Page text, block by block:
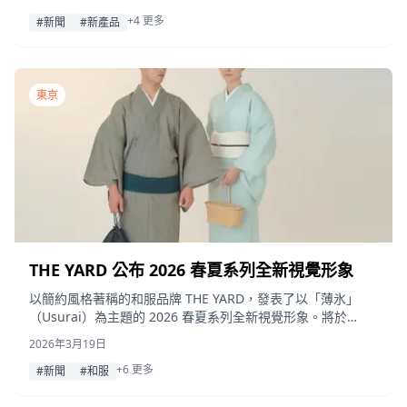
#新聞
#新產品 +4 更多
東京
THE YARD 公布 2026 春夏系列全新視覺形象
以簡約風格著稱的和服品牌 THE YARD，發表了以「薄氷」
（Usurai）為主題的 2026 春夏系列全新視覺形象。將於
2026 年 4 月 2 日起依序開始販售。
2026年3月19日
#新聞
#和服 +6 更多